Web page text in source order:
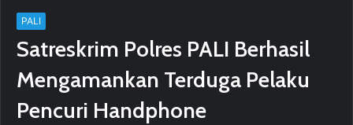
PALI
Satreskrim Polres PALI Berhasil
Mengamankan Terduga Pelaku
Pencuri Handphone